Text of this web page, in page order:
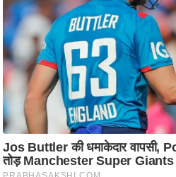
क
मा
तृ
भू
स्तं
भ
ए
म